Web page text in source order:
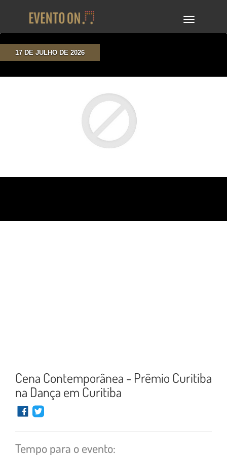
TOGGLE
17 DE JULHO DE 2026
Cena Contemporânea - Prêmio Curitiba
na Dança em Curitiba
Tempo para o evento: